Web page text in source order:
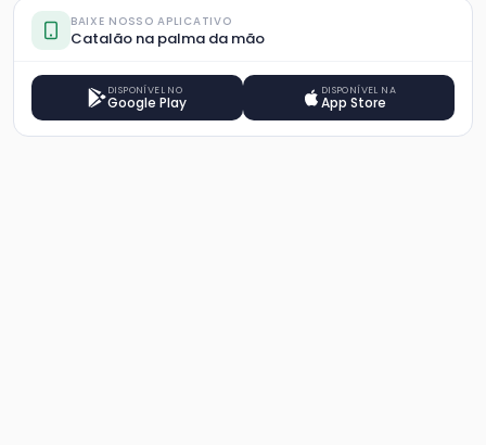
BAIXE NOSSO APLICATIVO
Catalão na palma da mão
DISPONÍVEL NO
Google Play
DISPONÍVEL NA
App Store